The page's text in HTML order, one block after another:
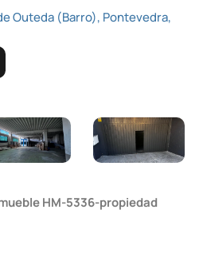
Outeda (Barro), Pontevedra,
HM-5336-propiedad